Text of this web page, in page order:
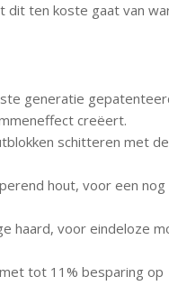
dit ten koste gaat van
generatie
creëert.
schitteren met
hout, voor een
haard, voor eindeloze
tot 11% besparing op